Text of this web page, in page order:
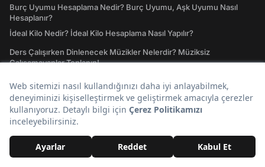
Burç Uyumu Hesaplama Nedir? Burç Uyumu, Aşk Uyumu Nasıl
Hesaplanır?
İdeal Kilo Nedir? İdeal Kilo Hesaplama Nasıl Yapılır?
Ders Çalışırken Dinlenecek Müzikler Nelerdir? Müziksiz
Çalışamayanlar Toplanın!
41 Ülkenin Bayrakları ve Ülke Bayraklarının Anlamları
GTA San Andreas Hileleri! Oynamaya Doyamayanlar İçin Güncel San
Andreas Şifreleri
IQ Testi: IQ'unuzun Kaç Olduğunu Merak Ettiniz mi?